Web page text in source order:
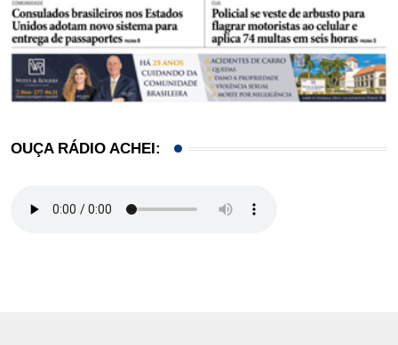
OUÇA RÁDIO ACHEI: